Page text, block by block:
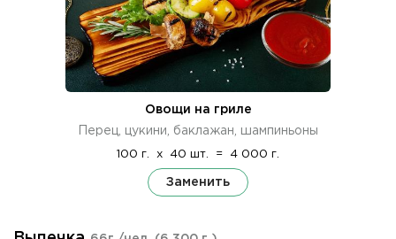
Овощи на гриле
Перец, цукини, баклажан, шампиньоны
100 г. x 40 шт. = 4 000 г.
Заменить